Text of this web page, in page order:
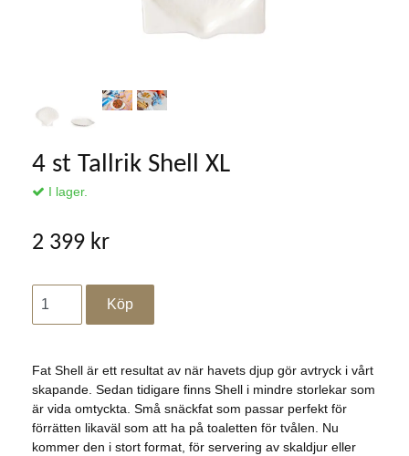
4 st Tallrik Shell XL
I lager.
2 399 kr
Fat Shell är ett resultat av när havets djup gör avtryck i vårt
skapande. Sedan tidigare finns Shell i mindre storlekar som
är vida omtyckta. Små snäckfat som passar perfekt för
förrätten likaväl som att ha på toaletten för tvålen. Nu
kommer den i stort format, för servering av skaldjur eller